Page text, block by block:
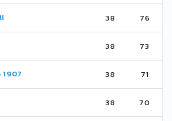
38 76
38 73
1907 38 71
38 70